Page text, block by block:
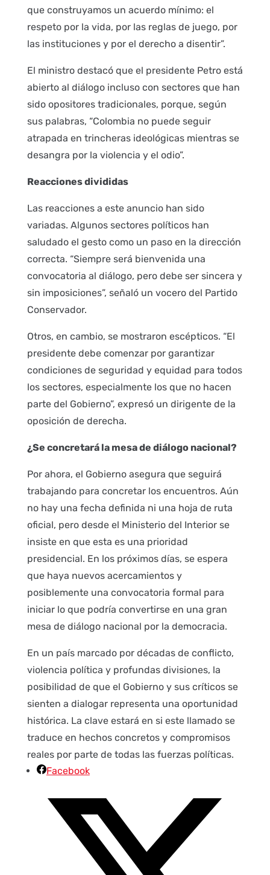
que construyamos un acuerdo mínimo: el
respeto por la vida, por las reglas de juego, por
las instituciones y por el derecho a disentir”.
El ministro destacó que el presidente Petro está
abierto al diálogo incluso con sectores que han
sido opositores tradicionales, porque, según
sus palabras, “Colombia no puede seguir
atrapada en trincheras ideológicas mientras se
desangra por la violencia y el odio”.
Reacciones divididas
Las reacciones a este anuncio han sido
variadas. Algunos sectores políticos han
saludado el gesto como un paso en la dirección
correcta. “Siempre será bienvenida una
convocatoria al diálogo, pero debe ser sincera y
sin imposiciones”, señaló un vocero del Partido
Conservador.
Otros, en cambio, se mostraron escépticos. “El
presidente debe comenzar por garantizar
condiciones de seguridad y equidad para todos
los sectores, especialmente los que no hacen
parte del Gobierno”, expresó un dirigente de la
oposición de derecha.
¿Se concretará la mesa de diálogo nacional?
Por ahora, el Gobierno asegura que seguirá
trabajando para concretar los encuentros. Aún
no hay una fecha definida ni una hoja de ruta
oficial, pero desde el Ministerio del Interior se
insiste en que esta es una prioridad
presidencial. En los próximos días, se espera
que haya nuevos acercamientos y
posiblemente una convocatoria formal para
iniciar lo que podría convertirse en una gran
mesa de diálogo nacional por la democracia.
En un país marcado por décadas de conflicto,
violencia política y profundas divisiones, la
posibilidad de que el Gobierno y sus críticos se
sienten a dialogar representa una oportunidad
histórica. La clave estará en si este llamado se
traduce en hechos concretos y compromisos
reales por parte de todas las fuerzas políticas.
Facebook